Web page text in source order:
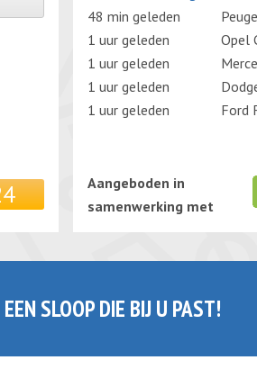
48 min geleden
1 uur geleden
Opel
1 uur geleden
1 uur geleden
1 uur geleden
Ford
Aangeboden in
samenwerking met
SLOOP DIE BIJ U PAST!